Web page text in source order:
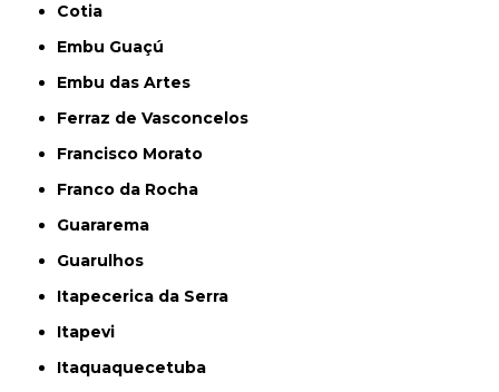
Cotia
Embu Guaçú
Embu das Artes
Ferraz de Vasconcelos
Francisco Morato
Franco da Rocha
Guararema
Guarulhos
Itapecerica da Serra
Itapevi
Itaquaquecetuba